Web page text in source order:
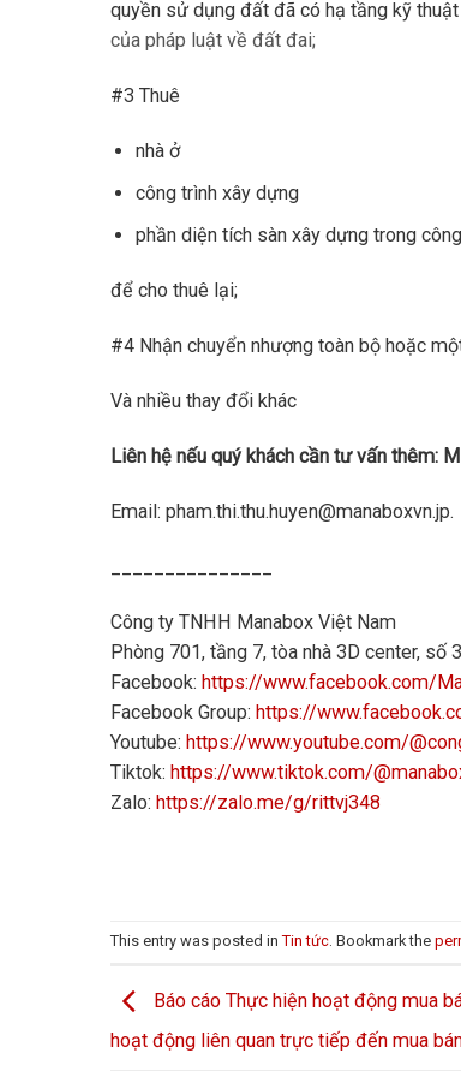
quyền sử dụng đất đã có hạ tầng kỹ thuật
của pháp luật về đất đai;
#3 Thuê
nhà ở
công trình xây dựng
phần diện tích sàn xây dựng trong
để cho thuê lại;
#4 Nhận chuyển nhượng toàn bộ hoặc
Và nhiều thay đổi khác
Liên hệ nếu quý khách cần tư vấn thêm:
Email: pham.thi.thu.huyen@manaboxvn.jp.
Công ty TNHH Manabox Việt Nam
Phòng 701, tầng 7, tòa nhà 3D center, số
Facebook: https://www.facebook.com/
Facebook Group: https://
Youtube: https://www.youtube.com/
Tiktok: https://www.tiktok.com/
Zalo: https://zalo.me/g/rittvj348
This entry was posted inTin tức. Bookmark the
Báo cáo Thực hiện hoạt động mua
hoạt động liên quan trực tiếp đến mua